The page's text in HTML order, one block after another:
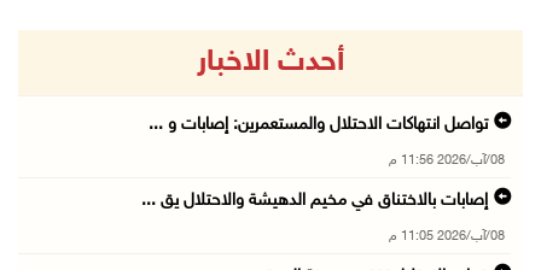
أحدث الاخبار
تواصل انتهاكات الاحتلال والمستعمرين: إصابات و ...
08/آب/2026 11:56 م
إصابات بالاختناق في مخيم الدهيشة والاحتلال يق ...
08/آب/2026 11:05 م